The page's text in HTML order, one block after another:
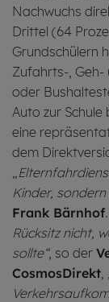
Nachwuchs
Drittel (64
Grundschülern
Zufahrts-, Geh-
oder
Auto zur
eine
dem
Kinder,
Frank Bärnhof.
Rücksitz nicht,
sollte“, so der
CosmosDirekt,